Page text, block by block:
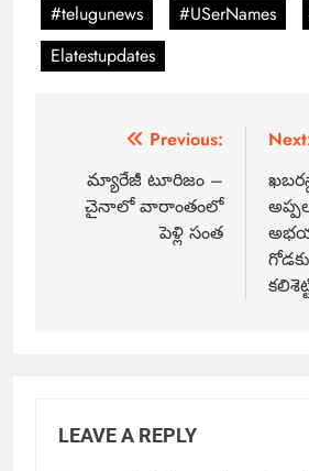
#telugunews
#USerNames
Elatestupdates
Previous:
మ్యారేజీ టూరిజం –
చైనాలో వారాంతంలో
పెళ్లి సంత
LEAVE A REPLY